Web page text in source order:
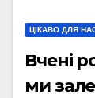
ЦІКАВО ДЛЯ
Вчені
ми